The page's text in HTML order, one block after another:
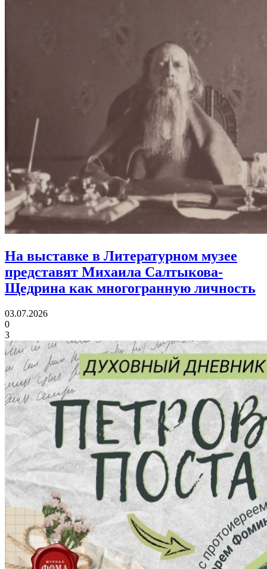
На выставке в Литературном музее
представят Михаила Салтыкова-
Щедрина как многогранную личность
03.07.2026
0
3